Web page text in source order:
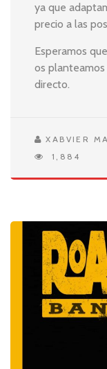
ya que
precio a las
Esperamos
os
directo.
XABVIER
1,884